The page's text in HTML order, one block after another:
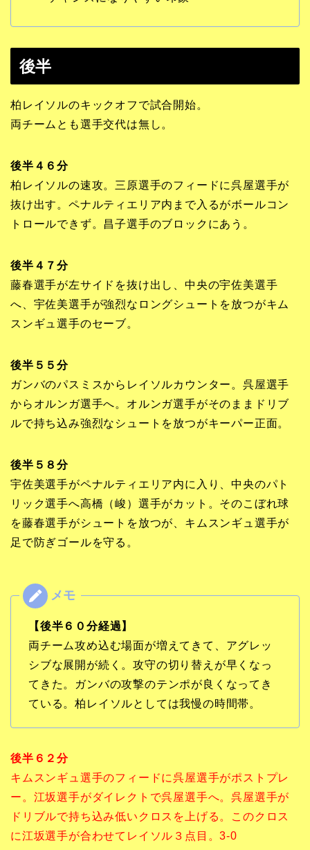
後半
柏レイソルのキックオフで試合開始。
両チームとも選手交代は無し。
後半４６分
柏レイソルの速攻。三原選手のフィードに呉屋選手が
抜け出す。ペナルティエリア内まで入るがボールコン
トロールできず。昌子選手のブロックにあう。
後半４７分
藤春選手が左サイドを抜け出し、中央の宇佐美選手
へ、宇佐美選手が強烈なロングシュートを放つがキム
スンギュ選手のセーブ。
後半５５分
ガンバのパスミスからレイソルカウンター。呉屋選手
からオルンガ選手へ。オルンガ選手がそのままドリブ
ルで持ち込み強烈なシュートを放つがキーパー正面。
後半５８分
宇佐美選手がペナルティエリア内に入り、中央のパト
リック選手へ高橋（峻）選手がカット。そのこぼれ球
を藤春選手がシュートを放つが、キムスンギュ選手が
足で防ぎゴールを守る。
【後半６０分経過】
両チーム攻め込む場面が増えてきて、アグレッ
シブな展開が続く。攻守の切り替えが早くなっ
てきた。ガンバの攻撃のテンポが良くなってき
ている。柏レイソルとしては我慢の時間帯。
後半６２分
キムスンギュ選手のフィードに呉屋選手がポストプレ
ー。江坂選手がダイレクトで呉屋選手へ。呉屋選手が
ドリブルで持ち込み低いクロスを上げる。このクロス
に江坂選手が合わせてレイソル３点目。3-0